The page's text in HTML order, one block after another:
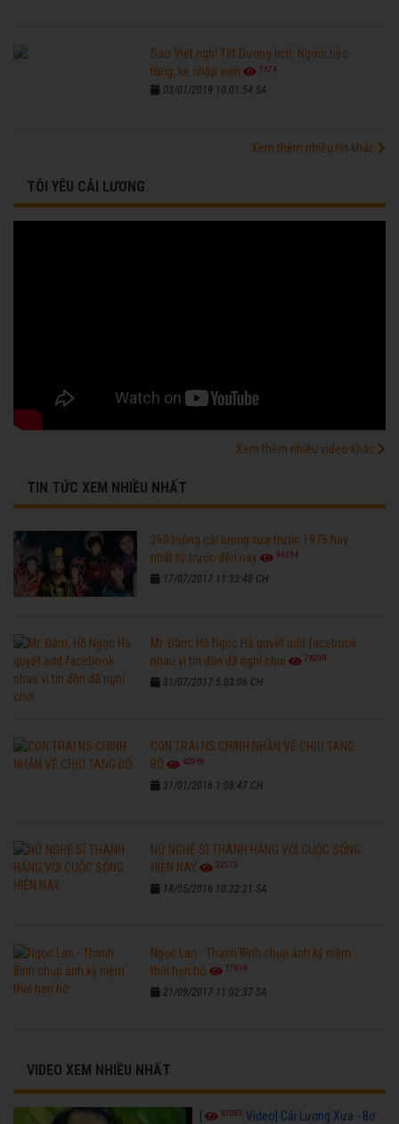
Sao Việt nghỉ Tết Dương lịch: Người tiệc
tùng, kẻ nhập viện
7674
03/01/2019 10:01:54 SA
Xem thêm nhiều tin khác
TÔI YÊU CẢI LƯƠNG
Xem thêm nhiều video khác
TIN TỨC XEM NHIỀU NHẤT
260 tuồng cải lương xưa trước 1975 hay
nhất từ trước đến nay
96194
17/07/2017 11:33:48 CH
Mr. Đàm, Hồ Ngọc Hà quyết add facebook
nhau vì tin đồn đã nghỉ chơi
76299
31/07/2017 5:03:06 CH
CON TRAI NS CHINH NHẪN VỀ CHỊU TANG
BỐ
42969
31/01/2016 1:08:47 CH
NỮ NGHỆ SĨ THANH HẰNG VỚI CUỘC SỐNG
HIỆN NAY
32573
18/05/2016 10:22:21 SA
Ngọc Lan - Thanh Bình chụp ảnh kỷ niệm
thời hẹn hò
17819
21/09/2017 11:02:37 SA
VIDEO XEM NHIỀU NHẤT
[ 67085 Video] Cải Lương Xưa - Bơ